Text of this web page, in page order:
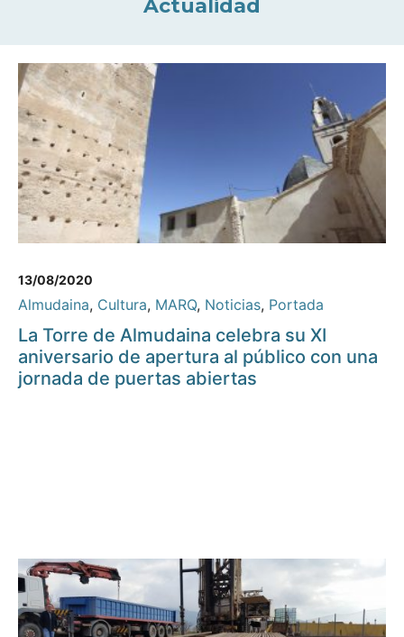
Actualidad
13/08/2020
Almudaina, Cultura, MARQ, Noticias, Portada
La Torre de Almudaina celebra su XI
aniversario de apertura al público con una
jornada de puertas abiertas